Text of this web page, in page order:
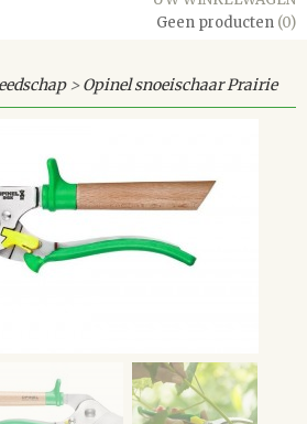
Geen producten (0)
>Opinel snoeischaar Prairie